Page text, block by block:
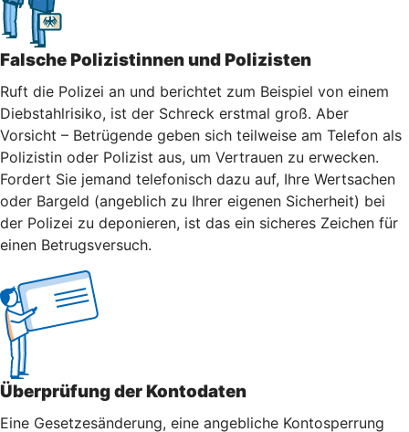
Falsche Polizistinnen und Polizisten
Ruft die Polizei an und berichtet zum Beispiel von einem
Diebstahlrisiko, ist der Schreck erstmal groß. Aber
Vorsicht – Betrügende geben sich teilweise am Telefon als
Polizistin oder Polizist aus, um Vertrauen zu erwecken.
Fordert Sie jemand telefonisch dazu auf, Ihre Wertsachen
oder Bargeld (angeblich zu Ihrer eigenen Sicherheit) bei
der Polizei zu deponieren, ist das ein sicheres Zeichen für
einen Betrugsversuch.
Überprüfung der Kontodaten
Eine Gesetzesänderung, eine angebliche Kontosperrung